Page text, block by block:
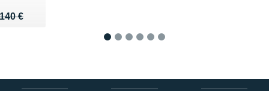
140 €
de 140 €
96 €